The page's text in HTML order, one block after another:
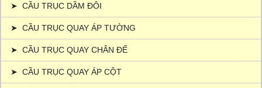
➤ CẦU TRỤC DẦM ĐÔI
➤ CẦU TRỤC QUAY ÁP TƯỜNG
➤ CẦU TRỤC QUAY CHÂN ĐẾ
➤ CẦU TRỤC QUAY ÁP CỘT